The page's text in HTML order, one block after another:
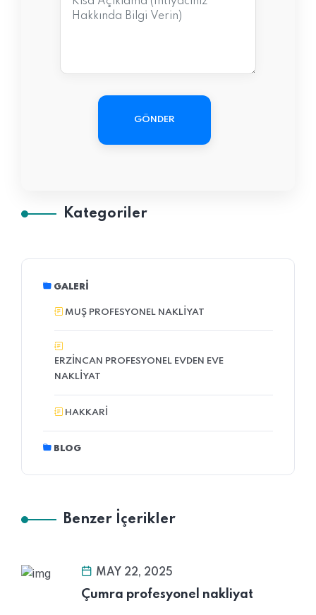
GÖNDER
Kategoriler
GALERI
MUŞ PROFESYONEL NAKLIYAT
ERZINCAN PROFESYONEL EVDEN EVE
NAKLIYAT
HAKKARI
BLOG
Benzer İçerikler
MAY 22, 2025
Çumra profesyonel nakliyat